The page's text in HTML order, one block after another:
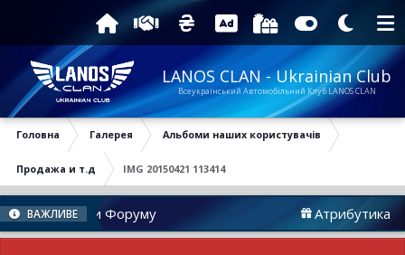
LANOS CLAN - Ukrainian Club
Всеукраїнський Автомобільний Клуб LANOS CLAN
Головна Галерея Альбоми наших користувачів
Продажа и т.д IMG 20150421 113414
ВАЖЛИВЕ
Новини Форуму Атрибутика